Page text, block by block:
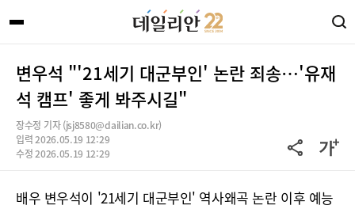
변우석 "'21세기 대군부인' 논란 죄송…'유재
석 캠프' 좋게 봐주시길"
장수정 기자 (jsj8580@dailian.co.kr)
입력 2026.05.19 12:29
수정 2026.05.19 12:29
배우 변우석이 '21세기 대군부인' 역사왜곡 논란 이후 예능